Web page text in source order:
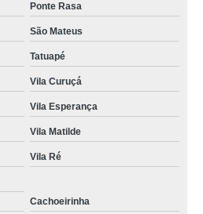
Ponte Rasa
São Mateus
Tatuapé
Vila Curuçá
Vila Esperança
Vila Matilde
Vila Ré
Cachoeirinha